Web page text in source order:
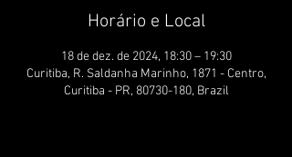
Horário e Local
18 de dez. de 2024, 18:30 – 19:30
Curitiba, R. Saldanha Marinho, 1871 - Centro,
Curitiba - PR, 80730-180, Brazil